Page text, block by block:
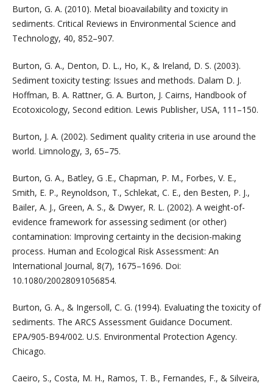
Burton, G. A. (2010). Metal bioavailability and toxicity in
sediments. Critical Reviews in Environmental Science and
Technology, 40, 852–907.
Burton, G. A., Denton, D. L., Ho, K., & Ireland, D. S. (2003).
Sediment toxicity testing: Issues and methods. Dalam D. J.
Hoffman, B. A. Rattner, G. A. Burton, J. Cairns, Handbook of
Ecotoxicology, Second edition. Lewis Publisher, USA, 111–150.
Burton, J. A. (2002). Sediment quality criteria in use around the
world. Limnology, 3, 65–75.
Burton, G. A., Batley, G .E., Chapman, P. M., Forbes, V. E.,
Smith, E. P., Reynoldson, T., Schlekat, C. E., den Besten, P. J.,
Bailer, A. J., Green, A. S., & Dwyer, R. L. (2002). A weight-of-
evidence framework for assessing sediment (or other)
contamination: Improving certainty in the decision-making
process. Human and Ecological Risk Assessment: An
International Journal, 8(7), 1675–1696. Doi:
10.1080/20028091056854.
Burton, G. A., & Ingersoll, C. G. (1994). Evaluating the toxicity of
sediments. The ARCS Assessment Guidance Document.
EPA/905-B94/002. U.S. Environmental Protection Agency.
Chicago.
Caeiro, S., Costa, M. H., Ramos, T. B., Fernandes, F., & Silveira,